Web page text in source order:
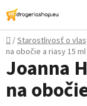
Prejsť
na
obsah
Domov
/Starostlivosť o
na obočie a riasy 15 ml
Joanna
na